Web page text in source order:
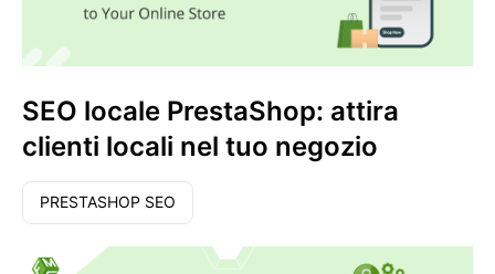
SEO locale PrestaShop: attira
clienti locali nel tuo negozio
PRESTASHOP SEO